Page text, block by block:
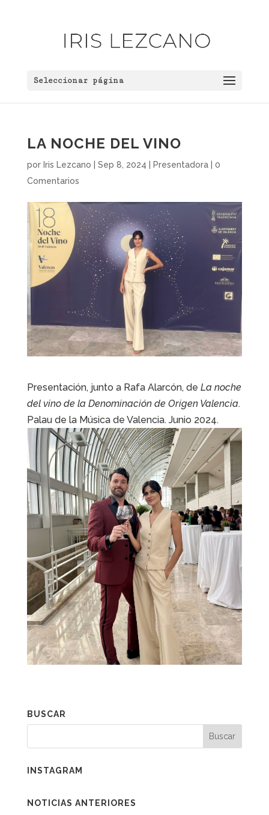
Seleccionar página
LA NOCHE DEL VINO
por Iris Lezcano Sep 8, 2024 Presentadora| 0
Comentarios
Presentación, junto a Rafa Alarcón, de La noche
del vino de la Denominación de Origen Valencia.
Palau de la Música de Valencia. Junio 2024.
BUSCAR
INSTAGRAM
NOTICIAS ANTERIORES